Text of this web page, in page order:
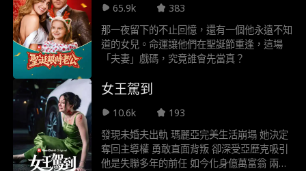
65.9k
383
那一夜留下的不止回憶，還有一個他永遠不知
道的女兒。命運讓他們在聖誕節重逢，這場
「夫妻」戲碼，究竟誰會先當真？
女王駕到
10.6k
193
發現未婚夫出軌 瑪麗亞完美生活崩塌 她決定
奪回主導權 勇敢直面背叛 卻深受亞歷克吸引
他是失聯多年的前任 如今化身億萬富翁 兩人